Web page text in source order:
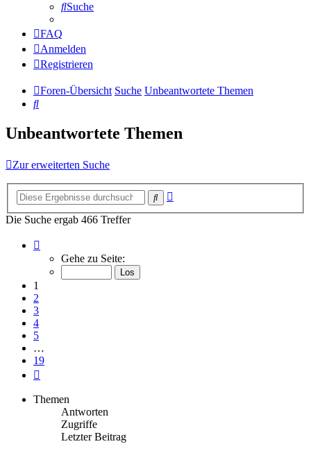
Suche
FAQ
Anmelden
Registrieren
Foren-Übersicht Suche Unbeantwortete Themen
Suche
Unbeantwortete Themen
Zur erweiterten Suche
Suche
Die Suche ergab 466 Treffer
von
Gehe zu Seite:
1
2
3
4
5
…
19
Themen
Antworten
Zugriffe
Letzter Beitrag